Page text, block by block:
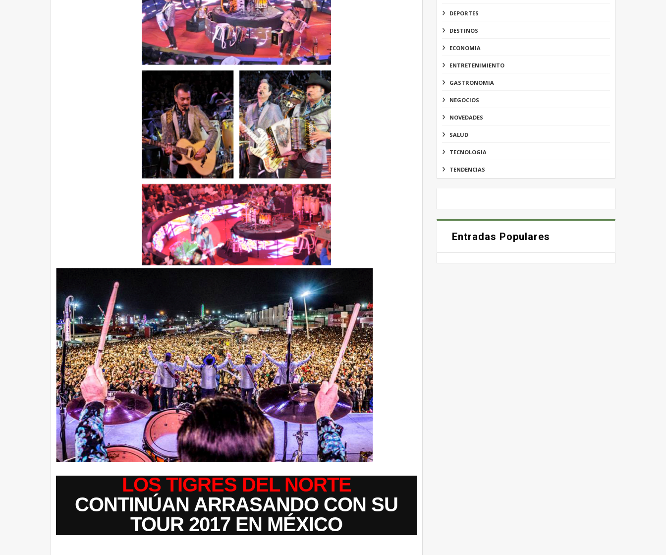
LOS TIGRES DEL NORTE
CONTINÚAN ARRASANDO CON SU
TOUR 2017 EN MÉXICO
DEPORTES
DESTINOS
ECONOMIA
ENTRETENIMIENTO
GASTRONOMIA
NEGOCIOS
NOVEDADES
SALUD
TECNOLOGIA
TENDENCIAS
Entradas Populares